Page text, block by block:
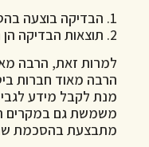
1. הבדיקה בוצעה בהסכמת שני הצדדים
2. תוצאות הבדיקה הן חד משמעיות
למרות זאת, הרבה
הרבה מאוד חברות
מנת לקבל מידע
משמשת גם במקרים
מתבצעת בהסכמת